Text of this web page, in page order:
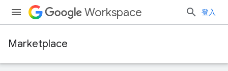
Workspace 登入
Marketplace